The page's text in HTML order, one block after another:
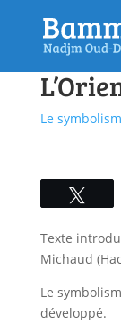
Le
Texte
Michaud
Le
développé.